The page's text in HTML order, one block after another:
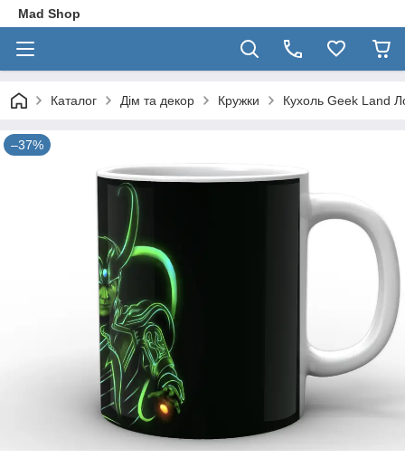
Mad Shop
Каталог Дім та декор Кружки Кухоль Geek Land
–37%